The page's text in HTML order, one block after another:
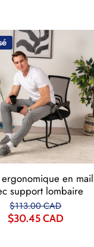
en
support lombaire
$113.00 CAD
$30.45 CAD